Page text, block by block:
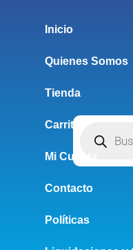
Inicio
Quienes Somos
Tienda
Carrito
Mi Cuenta
Contacto
Políticas